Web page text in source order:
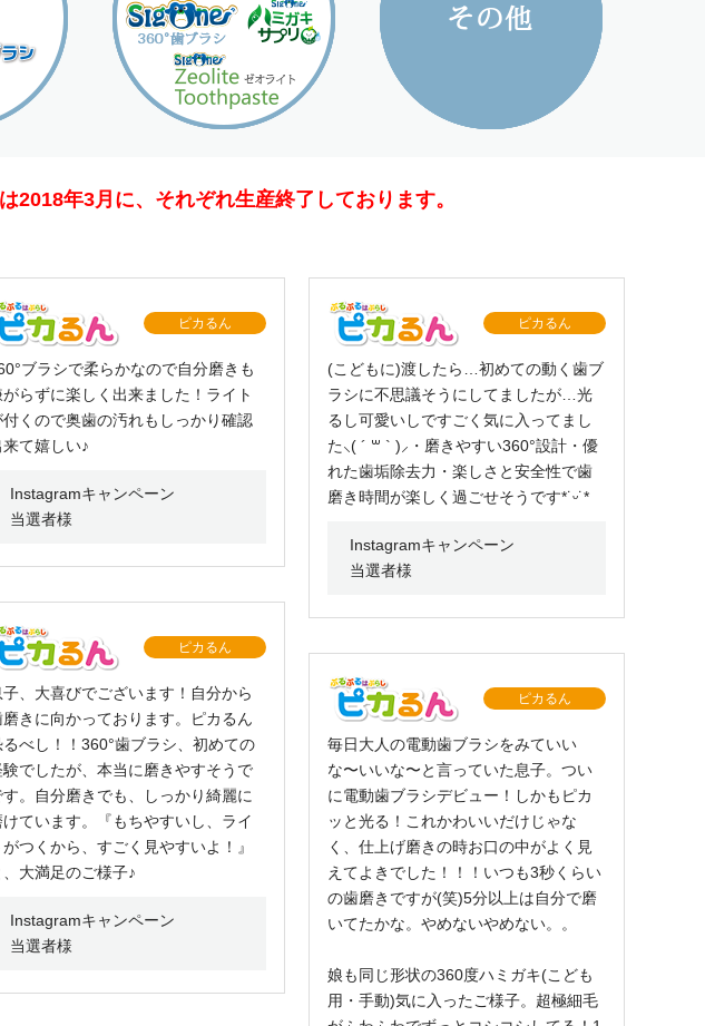
年3月に、それぞれ生産終了しております。
ピカるん
ブラシで柔らかなので自分磨きも
がらずに楽しく出来ました！ライト
付くので奥歯の汚れもしっかり確認
来て嬉しい♪
Instagramキャンペーン
当選者様
ピカるん
(こどもに)渡したら…初めての動く歯ブ
ラシに不思議そうにしてましたが…光
るし可愛いしですごく気に入ってまし
た⸜( ´ ꒳ ` )⸝・磨きやすい360°設計・優
れた歯垢除去力・楽しさと安全性で歯
磨き時間が楽しく過ごせそうです*˙ᵕ˙*
Instagramキャンペーン
当選者様
ピカるん
子、大喜びでございます！自分から
磨きに向かっております。ピカるん
るべし！！360°歯ブラシ、初めての
験でしたが、本当に磨きやすそうで
す。自分磨きでも、しっかり綺麗に
けています。『もちやすいし、ライ
がつくから、すごく見やすいよ！』
、大満足のご様子♪
Instagramキャンペーン
当選者様
ピカるん
毎日大人の電動歯ブラシをみていい
な〜いいな〜と言っていた息子。つい
に電動歯ブラシデビュー！しかもピカ
ッと光る！これかわいいだけじゃな
く、仕上げ磨きの時お口の中がよく見
えてよきでした！！！いつも3秒くらい
の歯磨きですが(笑)5分以上は自分で磨
いてたかな。やめないやめない。。
娘も同じ形状の360度ハミガキ(こども
用・手動)気に入ったご様子。超極細毛